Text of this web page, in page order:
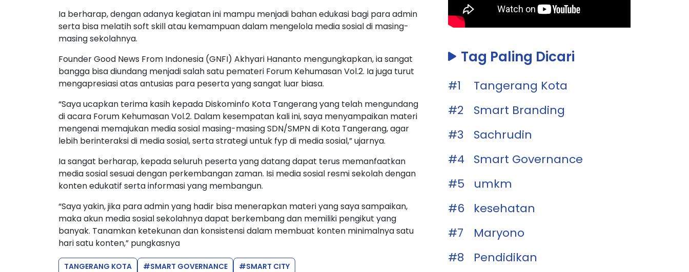
Ia berharap, dengan adanya kegiatan ini mampu menjadi bahan edukasi bagi para admin
serta bisa melatih soft skill atau kemampuan dalam mengelola media sosial di masing-
masing sekolahnya.
Founder Good News From Indonesia (GNFI) Akhyari Hananto mengungkapkan, ia sangat
bangga bisa diundang menjadi salah satu pemateri Forum Kehumasan Vol.2. Ia juga turut
mengapresiasi atas antusias para peserta yang sangat luar biasa.
“Saya ucapkan terima kasih kepada Diskominfo Kota Tangerang yang telah mengundang
di acara Forum Kehumasan Vol.2. Dalam kesempatan kali ini, saya menyampaikan materi
mengenai memajukan media sosial masing-masing SDN/SMPN di Kota Tangerang, agar
lebih berinteraksi di media sosial, serta strategi untuk fyp di media sosial,” ujarnya.
Ia sangat berharap, kepada seluruh peserta yang datang dapat terus memanfaatkan
media sosial sesuai dengan perkembangan zaman. Isi media sosial resmi sekolah dengan
konten edukatif serta informasi yang membangun.
“Saya yakin, jika para admin yang hadir bisa menerapkan materi yang saya sampaikan,
maka akun media sosial sekolahnya dapat berkembang dan memiliki pengikut yang
banyak. Tanamkan ketekunan dan konsistensi dalam membuat konten minimalnya satu
hari satu konten,” pungkasnya
TANGERANG KOTA #SMART GOVERNANCE #SMART CITY
Tag Paling Dicari
#1
Tangerang Kota
#2
Smart Branding
#3
Sachrudin
#4
Smart Governance
#5
umkm
#6
kesehatan
#7
Maryono
#8
Pendidikan